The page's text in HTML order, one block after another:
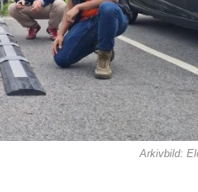
Arkivbild: